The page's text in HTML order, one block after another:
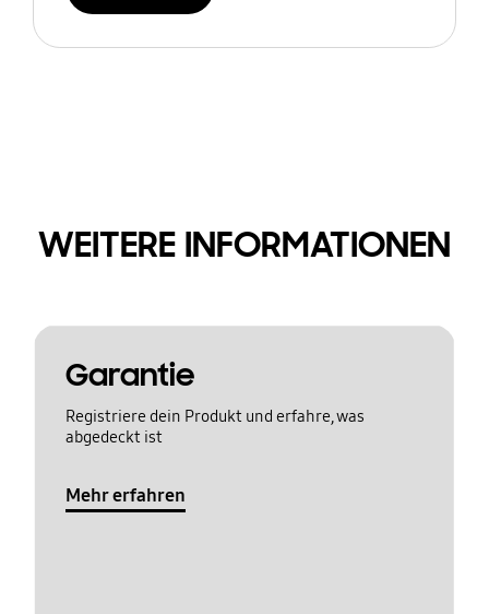
WEITERE INFORMATIONEN
Garantie
Registriere dein Produkt und erfahre, was
abgedeckt ist
Mehr erfahren